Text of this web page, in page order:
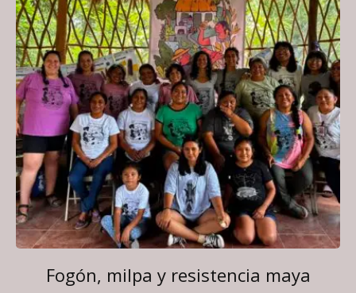
Fogón, milpa y resistencia maya